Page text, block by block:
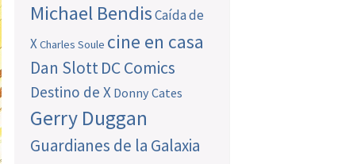
Michael BendisCaída de
XCharles Soule cine en casa
Dan SlottDC Comics
Destino de X Donny Cates
Gerry Duggan
Guardianes de la Galaxia